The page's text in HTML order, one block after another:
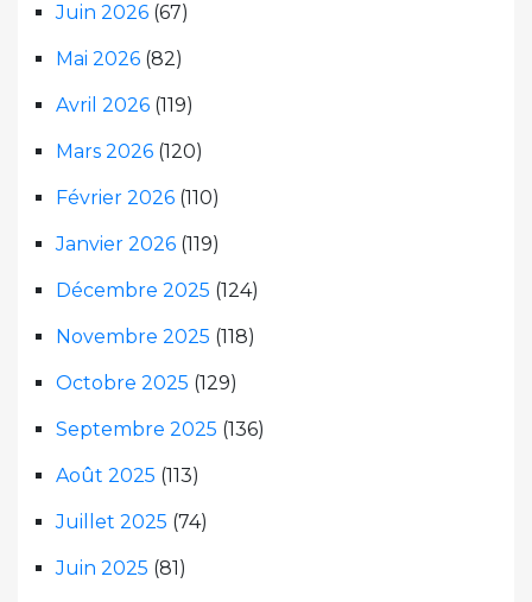
Juin 2026 (67)
Mai 2026 (82)
Avril 2026 (119)
Mars 2026 (120)
Février 2026 (110)
Janvier 2026 (119)
Décembre 2025 (124)
Novembre 2025 (118)
Octobre 2025 (129)
Septembre 2025 (136)
Août 2025 (113)
Juillet 2025 (74)
Juin 2025 (81)